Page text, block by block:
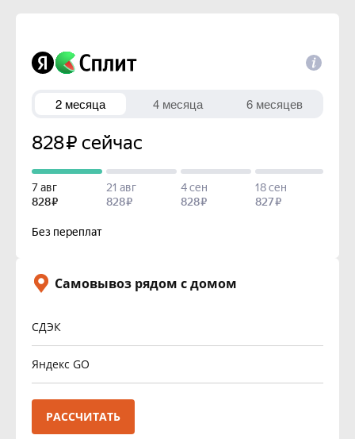
Самовывоз рядом с домом
СДЭК
Яндекс GO
РАССЧИТАТЬ